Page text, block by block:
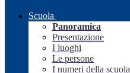
Scuola
Panoramica
Presentazione
I luoghi
Le persone
I numeri della scuola